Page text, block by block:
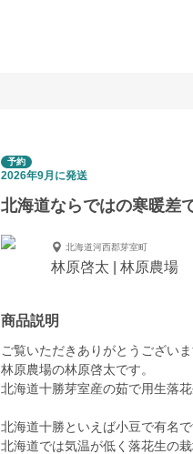
予約
2026年9月に発送
北海道ならではの寒暖
北海道河西郡芽室町
林原啓太 | 林原農場
商品説明
ご覧いただきありがとうございま
林原農場の林原啓太です。
北海道十勝芽室産の茹で用生落
北海道十勝といえば小豆で有名
北海道では気温が低く落花生の